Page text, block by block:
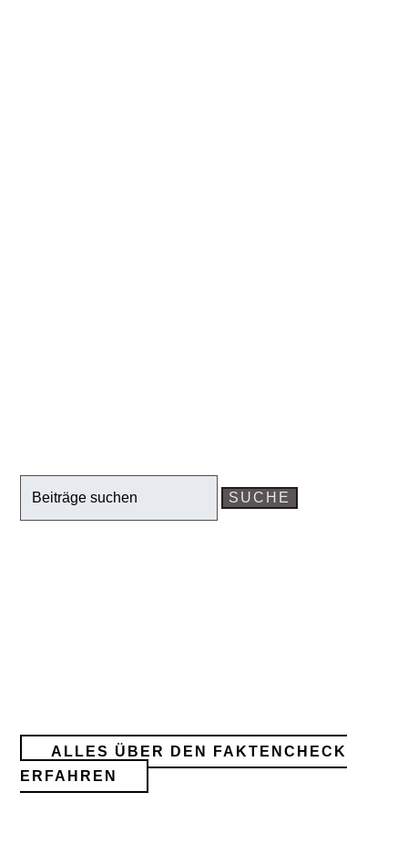
ALLES ÜBER DEN FAKTENCHECK
ERFAHREN